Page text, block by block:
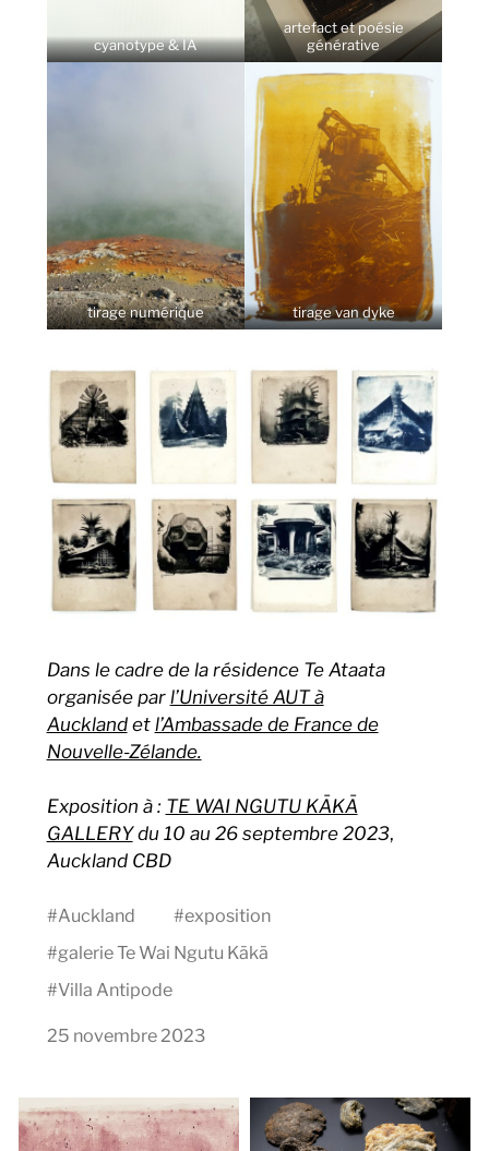
cyanotype & IA
artefact et poésie
générative
tirage numérique tirage van dyke
Dans le cadre de la résidence Te Ataata
organisée par l’Université AUT à
Aucklandet l’Ambassade de France de
Nouvelle-Zélande.
Exposition à : TE WAI NGUTU KĀKĀ
GALLERYdu 10 au 26 septembre 2023,
Auckland CBD
#Auckland #exposition
#galerie Te Wai Ngutu Kākā
#Villa Antipode
25 novembre 2023